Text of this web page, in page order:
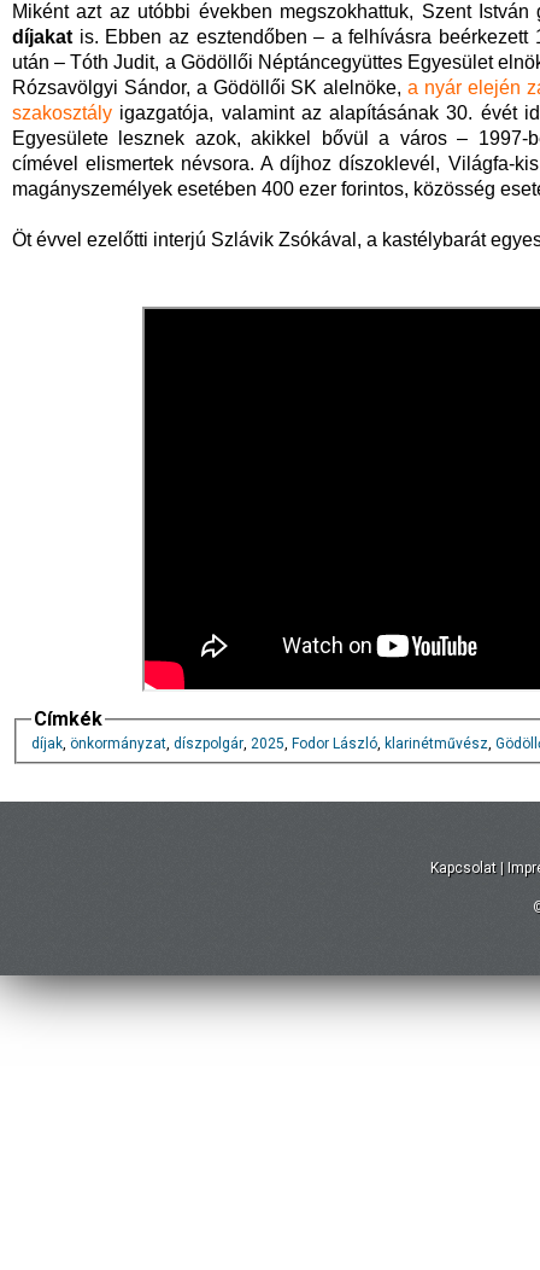
Miként azt az utóbbi években megszokhattuk, Szent
díjakatis. Ebben az esztendőben – a felhívásra
után – Tóth Judit, a Gödöllői Néptáncegyüttes Egyesület
Rózsavölgyi Sándor, a Gödöllői SK alelnöke,a nyár elején
szakosztály igazgatója, valamint az alapításának 30. évét
Egyesülete lesznek azok, akikkel bővül a város – 1997-
címével elismertek névsora. A díjhoz díszoklevél, Világfa-
magányszemélyek esetében 400 ezer forintos, közösség
Öt évvel ezelőtti interjú Szlávik Zsókával, a kastélybarát
Címkék
díjak, önkormányzat, díszpolgár, 2025, Fodor László, klarinétművész,
Kapcsolat |